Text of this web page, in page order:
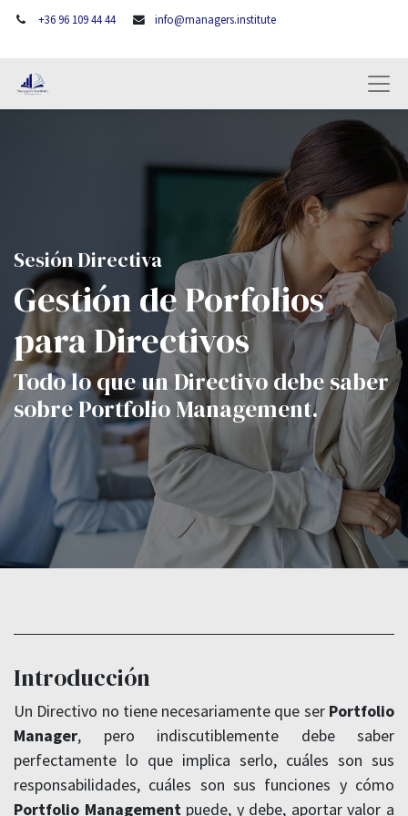
+36 96 109 44 44 info@managers.institute
Sesión Directiva
Gestión de Porfolios
para Directivos
Todo lo que un Directivo debe saber
sobre Portfolio Management.
Introducción
Un Directivo no tiene necesariamente que ser Portfolio
Manager, pero indiscutiblemente debe saber
perfectamente lo que implica serlo, cuáles son sus
responsabilidades, cuáles son sus funciones y cómo
Portfolio Managementpuede, y debe, aportar valor a